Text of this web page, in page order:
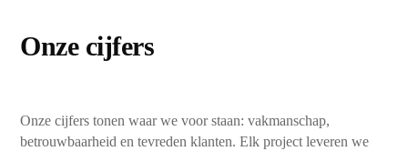
Onze cijfers
Onze cijfers tonen waar we voor staan: vakmanschap,
betrouwbaarheid en tevreden klanten. Elk project leveren we